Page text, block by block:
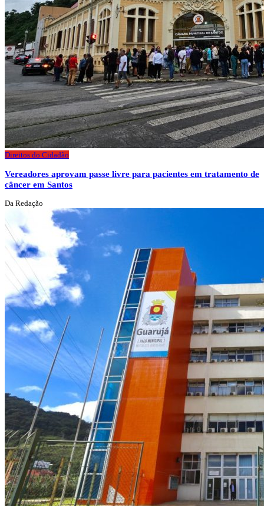
Direitos do Cidadão
Vereadores aprovam passe livre para pacientes em tratamento de
câncer em Santos
Da Redação